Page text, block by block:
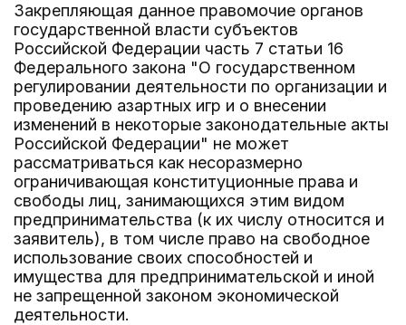
Закрепляющая данное правомочие органов
государственной власти субъектов
Российской Федерации часть 7 статьи 16
Федерального закона "О государственном
регулировании деятельности по организации и
проведению азартных игр и о внесении
изменений в некоторые законодательные акты
Российской Федерации" не может
рассматриваться как несоразмерно
ограничивающая конституционные права и
свободы лиц, занимающихся этим видом
предпринимательства (к их числу относится и
заявитель), в том числе право на свободное
использование своих способностей и
имущества для предпринимательской и иной
не запрещенной законом экономической
деятельности.